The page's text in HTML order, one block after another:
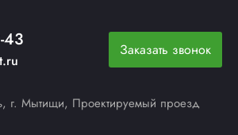
Заказать звонок
г. Мытищи, Проектируемый проезд